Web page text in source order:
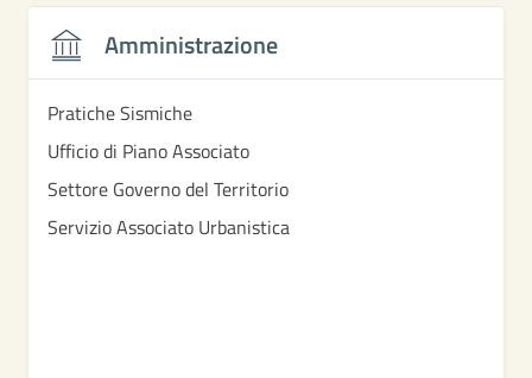
Amministrazione
Pratiche Sismiche
Ufficio di Piano Associato
Settore Governo del Territorio
Servizio Associato Urbanistica